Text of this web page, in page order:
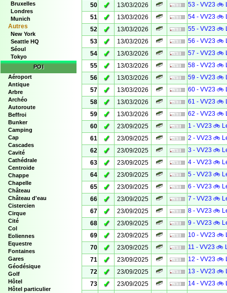
Bruxelles
Londres
Munich
Autres
New York
Seattle HQ
Séoul
Tokyo
POI
Aéroport
Antique
Arbre
Archéo
Autoroute
Beffroi
Bunker
Camping
Cap
Cascades
Cavité
Cathédrale
Centroide
Chappe
Chapelle
Château
Château d'eau
Cistercien
Cirque
Cité
Col
Eoliennes
Equestre
Fontaines
Gares
Géodésique
Golf
Hôtel
Hôtel particulier
50
✓ 13/03/2026
53 - VV23 🚲
51
✓ 13/03/2026
54 - VV23 🚲
52
✓ 13/03/2026
55 - VV23 🚲
53
✓ 13/03/2026
56 - VV23 🚲
54
✓ 13/03/2026
57 - VV23 🚲
55
✓ 13/03/2026
58 - VV23 🚲
56
✓ 13/03/2026
59 - VV23 🚲
57
✓ 13/03/2026
60 - VV23 🚲
58
✓ 13/03/2026
61 - VV23 🚲
59
✓ 13/03/2026
62 - VV23 🚲
60
✓ 23/09/2025
1 - VV23 🚲
61
✓ 23/09/2025
2 - VV23 🚲
62
✓ 23/09/2025
3 - VV23 🚲
63
✓ 23/09/2025
4 - VV23 🚲
64
✓ 23/09/2025
5 - VV23 🚲
65
✓ 23/09/2025
6 - VV23 🚲
66
✓ 23/09/2025
7 - VV23 🚲
67
✓ 23/09/2025
8 - VV23 🚲
68
✓ 23/09/2025
9 - VV23 🚲
69
✓ 23/09/2025
10 - VV23 🚲
70
✓ 23/09/2025
11 - VV23 🚲
71
✓ 23/09/2025
12 - VV23 🚲
72
✓ 23/09/2025
13 - VV23 🚲
73
✓ 23/09/2025
14 - VV23 🚲